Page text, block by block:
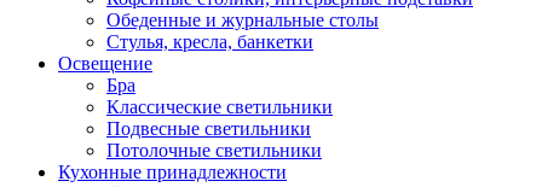
Обеденные и журнальные столы
Стулья, кресла, банкетки
Освещение
Бра
Классические светильники
Подвесные светильники
Потолочные светильники
Кухонные принадлежности